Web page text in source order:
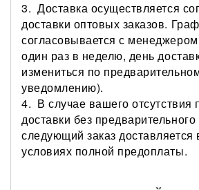
3. Доставка осуществляется
доставки оптовых заказов.
согласовывается с
один раз в неделю, день
измениться по
уведомлению).
4. В случае вашего отсутствия
доставки без
следующий заказ доставляется
условиях полной предоплаты.